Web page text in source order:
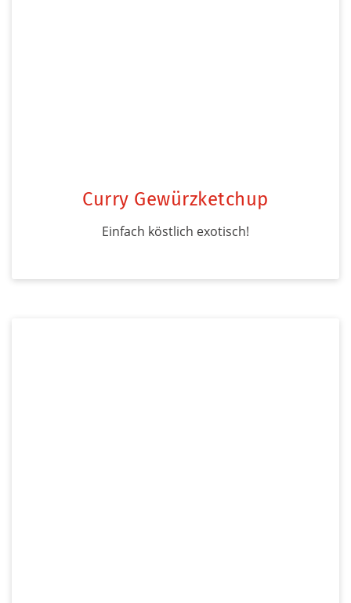
Curry Gewürzketchup
Einfach köstlich exotisch!